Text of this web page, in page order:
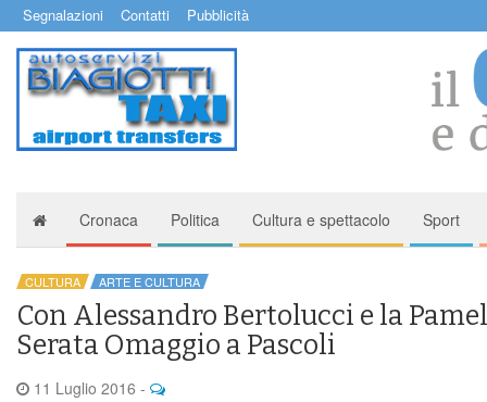
Segnalazioni Contatti Pubblicità
Cronaca Politica Cultura e spettacolo Sport
CULTURA ARTE E CULTURA
Con Alessandro Bertolucci e la
Serata Omaggio a Pascoli
11 Luglio 2016 -